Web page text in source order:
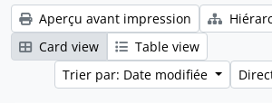
Aperçu avant impression
Card view
Table view
Trier par: Date modifiée